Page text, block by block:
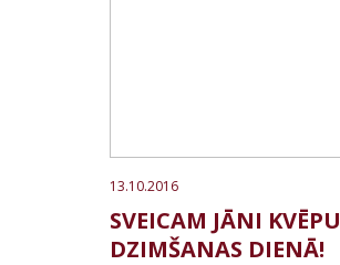
13.10.2016
SVEICAM JĀNI KVĒPU
DZIMŠANAS DIENĀ!